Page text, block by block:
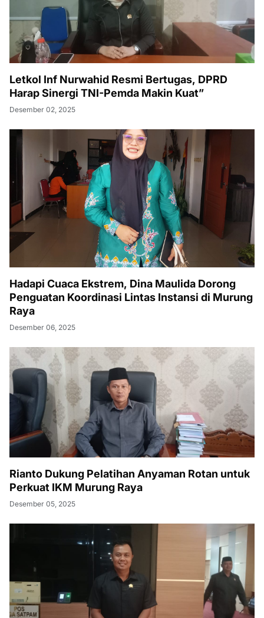
Letkol Inf Nurwahid Resmi Bertugas, DPRD
Harap Sinergi TNI-Pemda Makin Kuat”
Desember 02, 2025
Hadapi Cuaca Ekstrem, Dina Maulida Dorong
Penguatan Koordinasi Lintas Instansi di Murung
Raya
Desember 06, 2025
Rianto Dukung Pelatihan Anyaman Rotan untuk
Perkuat IKM Murung Raya
Desember 05, 2025